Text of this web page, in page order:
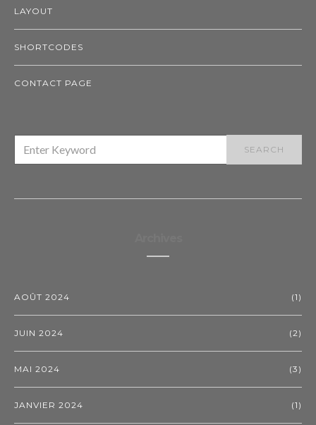
LAYOUT
SHORTCODES
CONTACT PAGE
FOR:
SEARCH
AOÛT 2024 (1)
JUIN 2024 (2)
MAI 2024 (3)
JANVIER 2024 (1)